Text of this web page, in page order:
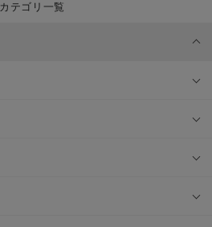
カテゴリ一覧